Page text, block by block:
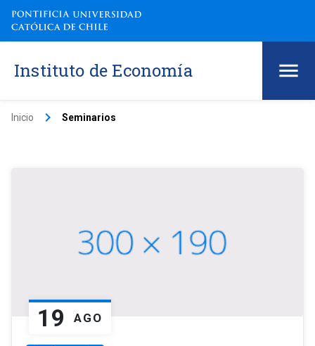
Instituto de Economía
Inicio keyboard_arrow_right Seminarios
19 AGO